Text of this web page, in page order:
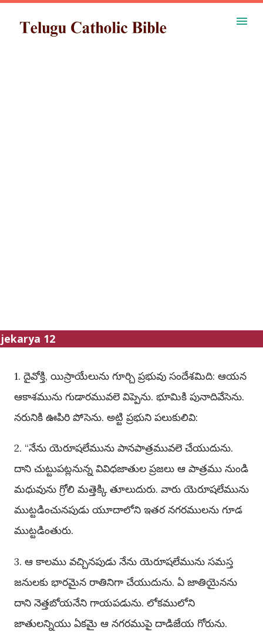
jekarya 12
1. దైవోక్తి, యిస్రాయేలును గూర్చి ప్రభువు సందేశమిది: ఆయన
ఆకాశమును గుడారమువలె విప్పెను. భూమికి పునాదివేసెను.
నరునికి ఊపిరి పోసెను. అట్టి ప్రభుని పలుకులివి:
2. “నేను యెరూషలేమును పానపాత్రమువలె చేయుదును.
దాని చుట్టుపట్లనున్న వివిధజాతుల ప్రజలు ఆ పాత్రము నుండి
మధువును గ్రోలి మత్తెక్కి తూలుదురు. వారు యెరూషలేమును
ముట్టడించునపుడు యూదాలోని ఇతర నగరములను గూడ
ముట్టడింతురు.
3. ఆ కాలము వచ్చినపుడు నేను యెరూషలేమును సమస్త
జనులకు భారమైన రాతినిగా చేయుదును. ఏ జాతియైనను
దాని నెత్తబోయనేని గాయపడును. లోకములోని
జాతులన్నియు ఏకమై ఆ నగరముపై దాడిజేయ గోరును.